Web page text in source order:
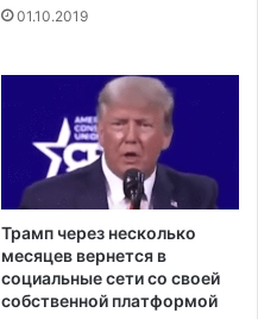
01.10.2019
Трамп через несколько
месяцев вернется в
социальные сети со своей
собственной платформой